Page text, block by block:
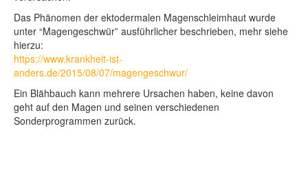
Das Phänomen der ektodermalen Magenschleimhaut wurde
unter “Magengeschwür” ausführlicher beschrieben, mehr siehe
hierzu:
https://www.krankheit-ist-
anders.de/2015/08/07/magengeschwur/
Ein Blähbauch kann mehrere Ursachen haben, keine davon
geht auf den Magen und seinen verschiedenen
Sonderprogrammen zurück.